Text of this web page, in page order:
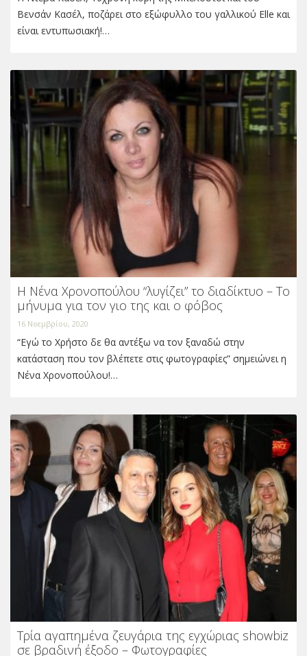
Βενσάν Κασέλ, ποζάρει στο εξώφυλλο του γαλλικού Elle και
είναι εντυπωσιακή!…
Η Νένα Χρονοπούλου “λυγίζει” το διαδίκτυο – Το
μήνυμα για τον γιο της και ο φόβος
16 Νοεμβρίου, 2020
“Εγώ το Χρήστο δε θα αντέξω να τον ξαναδώ στην
κατάσταση που τον βλέπετε στις φωτογραφίες” σημειώνει η
Νένα Χρονοπούλου!…
Τρία αγαπημένα ζευγάρια της εγχώριας showbiz
σε βραδινή έξοδο – Φωτογραφίες